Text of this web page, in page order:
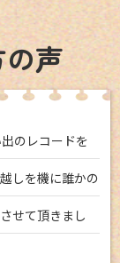
声
のレコードを
しを機に誰かの
せて頂きまし